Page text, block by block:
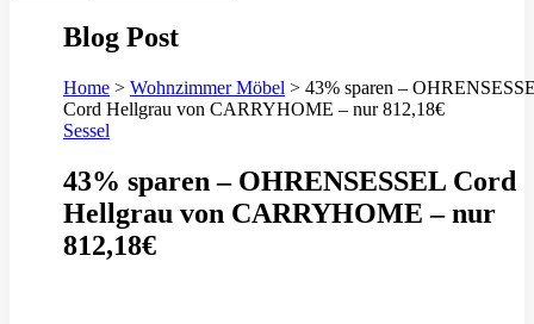
Blog Post
Home > Wohnzimmer Möbel > 43% sparen –
Cord Hellgrau von CARRYHOME – nur 812,18€
Sessel
43% sparen – OHRENSESSEL Cord
Hellgrau von CARRYHOME – nur
812,18€